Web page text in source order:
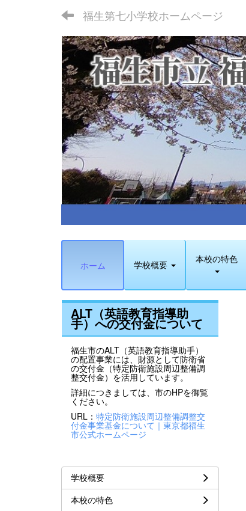
福生第七小学校ホームページ
ホーム 学校概要 本校の特色
ALT（英語教育指導助
手）への交付金について
福生市のALT（英語教育指導助手）
の配置事業には、財源として防衛省
の交付金（特定防衛施設周辺整備調
整交付金）を活用しています。
詳細につきましては、市のHPを御覧
ください。
URL： 特定防衛施設周辺整備調整交
付金事業基金について｜東京都福生
市公式ホームページ
学校概要
本校の特色